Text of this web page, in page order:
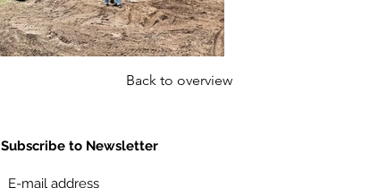
Back to overview
Subscribe to Newsletter